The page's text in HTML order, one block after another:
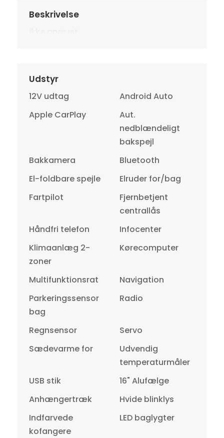
Beskrivelse
Udstyr
12V udtag
Android Auto
Apple CarPlay
Aut.
nedblændeligt
bakspejl
Bakkamera
Bluetooth
El-foldbare spejle
Elruder for/bag
Fartpilot
Fjernbetjent
centrallås
Håndfri telefon
Infocenter
Klimaanlæg 2-
zoner
Kørecomputer
Multifunktionsrat
Navigation
Parkeringssensor
bag
Radio
Regnsensor
Servo
Sædevarme for
Udvendig
temperaturmåler
USB stik
16" Alufælge
Anhængertræk
Hvide blinklys
Indfarvede
kofangere
LED baglygter